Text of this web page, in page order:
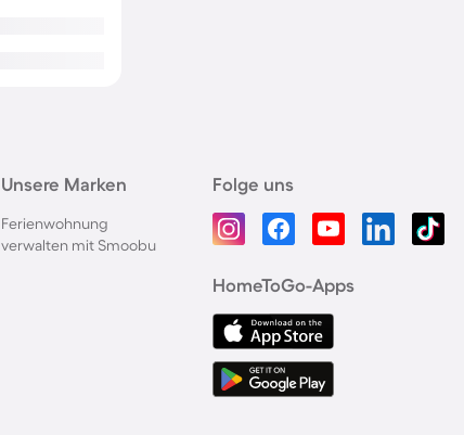
Unsere Marken
Ferienwohnung
verwalten mit Smoobu
Folge uns
HomeToGo-Apps